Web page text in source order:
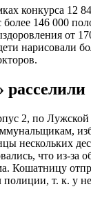
конкурса 12
более 146 000
от
нарисовали
2, по Лужской
нескольких
что из-за
Кошатницу
полиции, т. к. у